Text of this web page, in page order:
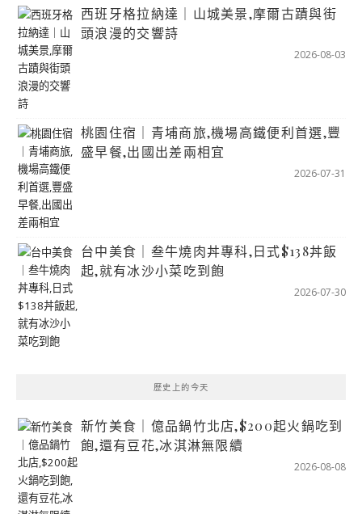
西班牙格拉納達｜山城美景,摩爾古蹟與街
頭浪漫的交響詩
2026-08-03
桃園住宿｜青埔商旅,機場高鐵便利首選,豐
盛早餐,出國出差兩相宜
2026-07-31
台中美食｜叁牛燒肉丼專科,日式$138丼飯
起,就有冰沙小菜吃到飽
2026-07-30
歷史上的今天
新竹美食｜億品鍋竹北店,$200起火鍋吃到
飽,還有豆花,冰淇淋無限續
2026-08-08